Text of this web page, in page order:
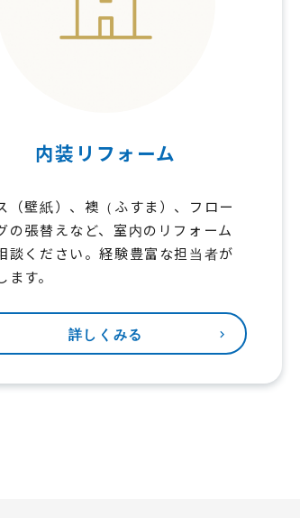
内装リフォーム
（壁紙）、襖（ふすま）、フロー
の張替えなど、室内のリフォーム
談ください。経験豊富な担当者が
ます。
詳しくみる